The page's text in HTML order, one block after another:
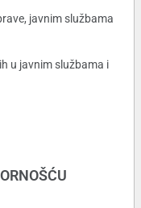
javnim službama
u javnim službama i